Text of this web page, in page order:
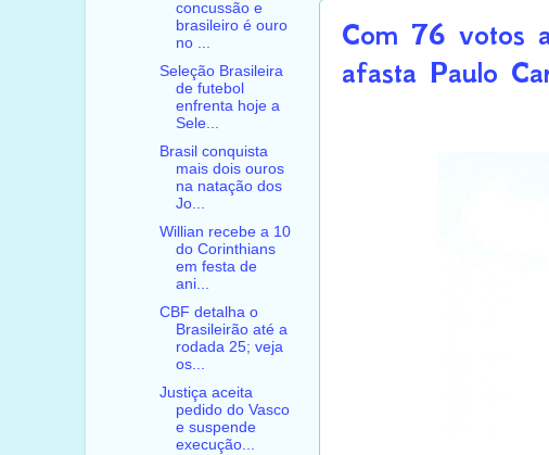
Com 76 votos
afasta Paulo
concussão e
brasileiro é ouro
no ...
Seleção Brasileira
de futebol
enfrenta hoje a
Sele...
Brasil conquista
mais dois ouros
na natação dos
Jo...
Willian recebe a 10
do Corinthians
em festa de
ani...
CBF detalha o
Brasileirão até a
rodada 25; veja
os...
Justiça aceita
pedido do Vasco
e suspende
execução...